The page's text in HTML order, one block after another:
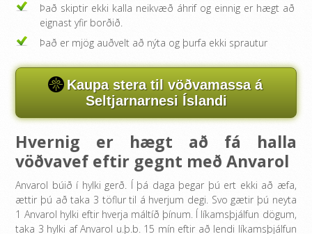
Það skiptir ekki kalla neikvæð áhrif og einnig er hægt að
eignast yfir borðið.
Það er mjög auðvelt að nýta og þurfa ekki sprautur
Kaupa stera til vöðvamassa á
Seltjarnarnesi Íslandi
Hvernig er hægt að fá halla
vöðvavef eftir gegnt með Anvarol
Anvarol búið í hylki gerð. Í þá daga þegar þú ert ekki að æfa,
ættir þú að taka 3 töflur til á hverjum degi. Svo gætir þú neyta
1 Anvarol hylki eftir hverja máltíð þínum. Í líkamsþjálfun dögum,
taka 3 hylki af Anvarol u.þ.b. 15 mín eftir að lendi líkamsþjálfun